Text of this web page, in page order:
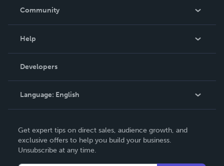
In The News
Community
Podcast
Help
Order Lookup
Knowledge Base
Contact Support
Developers
Language: English
Deutsch
Français
Get expert tips on direct sales, audience growth, and
exclusive offers to help you build your business.
Unsubscribe at any time.